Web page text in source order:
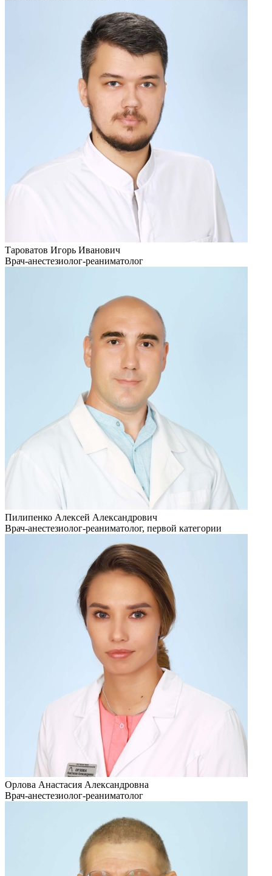
Тароватов Игорь Иванович
Врач-анестезиолог-реаниматолог
Пилипенко Алексей Александрович
Врач-анестезиолог-реаниматолог, первой категории
Орлова Анастасия Александровна
Врач-анестезиолог-реаниматолог